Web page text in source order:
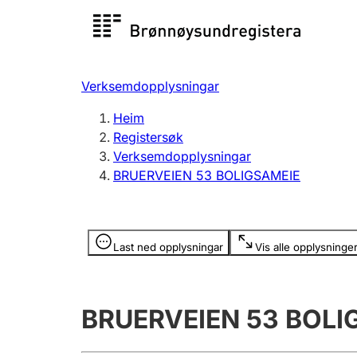
Registersøk
Registrere, endre, slette
Verksemdopplysningar
Heim
Registersøk
Verksemdopplysningar
BRUERVEIEN 53 BOLIGSAMEIE
Last ned opplysningar Vis alle opplysninger
Opplysninger er skjult
BRUERVEIEN 53